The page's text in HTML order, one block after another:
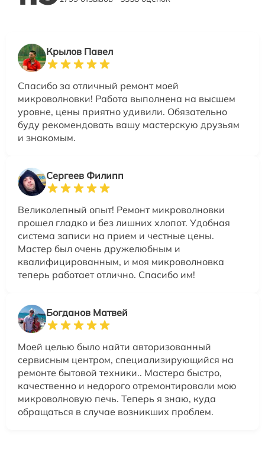
Крылов Павел
Спасибо за отличный ремонт моей
микроволновки! Работа выполнена на высшем
уровне, цены приятно удивили. Обязательно
буду рекомендовать вашу мастерскую друзьям
и знакомым.
Сергеев Филипп
Великолепный опыт! Ремонт микроволновки
прошел гладко и без лишних хлопот. Удобная
система записи на прием и честные цены.
Мастер был очень дружелюбным и
квалифицированным, и моя микроволновка
теперь работает отлично. Спасибо им!
Богданов Матвей
Моей целью было найти авторизованный
сервисным центром, специализирующийся на
ремонте бытовой техники.. Мастера быстро,
качественно и недорого отремонтировали мою
микроволновую печь. Теперь я знаю, куда
обращаться в случае возникших проблем.